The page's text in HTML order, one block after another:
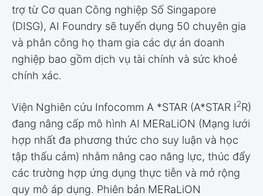
trợ từ Cơ quan Công nghiệp Số Singapore
(DISG), AI Foundry sẽ tuyển dụng 50 chuyên gia
và phân công họ tham gia các dự án doanh
nghiệp bao gồm dịch vụ tài chính và sức khoẻ
chính xác.
Viện Nghiên cứu Infocomm A *STAR (A*STAR I2R)
đang nâng cấp mô hình AI MERaLiON (Mạng lưới
hợp nhất đa phương thức cho suy luận và học
tập thấu cảm) nhằm nâng cao năng lực, thúc đẩy
các trường hợp ứng dụng thực tiễn và mở rộng
quy mô áp dụng. Phiên bản MERaLiON